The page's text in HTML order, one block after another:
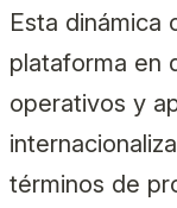
Esta dinámica
plataforma en
operativos y
términos de